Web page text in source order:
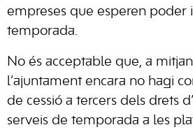
empreses que esperen poder
temporada.
No és acceptable que, a
l’ajuntament encara no hagi
de cessió a tercers dels drets
serveis de temporada a les